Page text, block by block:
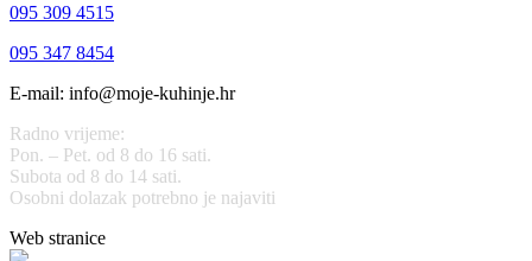
095 309 4515
095 347 8454
E-mail: info@moje-kuhinje.hr
Radno vrijeme:
Pon. – Pet. od 8 do 16 sati.
Subota od 8 do 14 sati.
Osobni dolazak potrebno je najaviti
Web stranice